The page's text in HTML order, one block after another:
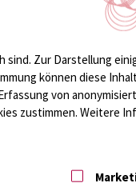
Lunge abhört.
sind. Zur Darstellung
können diese
von
zustimmen. Weitere